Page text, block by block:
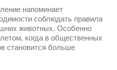
напоминает
соблюдать правила
животных. Особенно
когда в общественных
становится больше